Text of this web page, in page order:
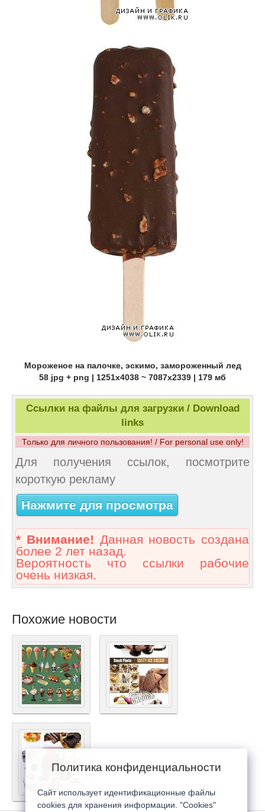
Мороженое на палочке, эскимо, замороженный лед
58 jpg + png | 1251x4038 ~ 7087x2339 | 179 мб
Ссылки на файлы для загрузки / Download
links
Только для личного пользования! / For personal use only!
Для получения ссылок, посмотрите
короткую рекламу
Нажмите для просмотра
* Внимание! Данная новость создана
более 2 лет назад.
Вероятность что ссылки рабочие
очень низкая.
Похожие новости
Политика конфиденциальности
Сайт использует идентификационные файлы
cookies для хранения информации. "Cookies"